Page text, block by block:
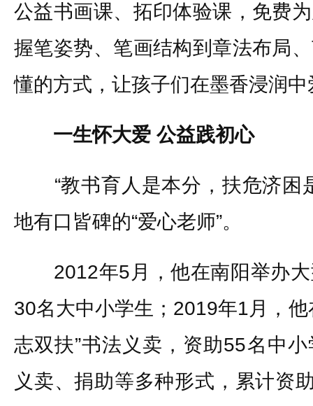
公益书画课、拓印体验课，免费
握笔姿势、笔画结构到章法布局
懂的方式，让孩子们在墨香浸润
一生怀大爱 公益践初心
“教书育人是本分，扶危济困
地有口皆碑的“爱心老师”。
2012年5月，他在南阳举办大
30名大中小学生；2019年1月，
志双扶”书法义卖，资助55名中
义卖、捐助等多种形式，累计资